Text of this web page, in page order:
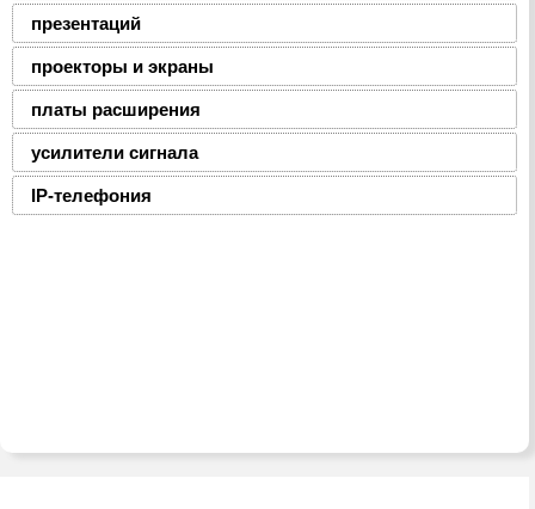
презентаций
проекторы и экраны
платы расширения
усилители сигнала
IP-телефония